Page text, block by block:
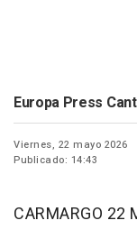
Europa Press
Viernes, 22 mayo 2026
Publicado: 14:43
CARMARGO 22